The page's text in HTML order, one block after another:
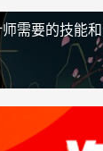
需要的技能和